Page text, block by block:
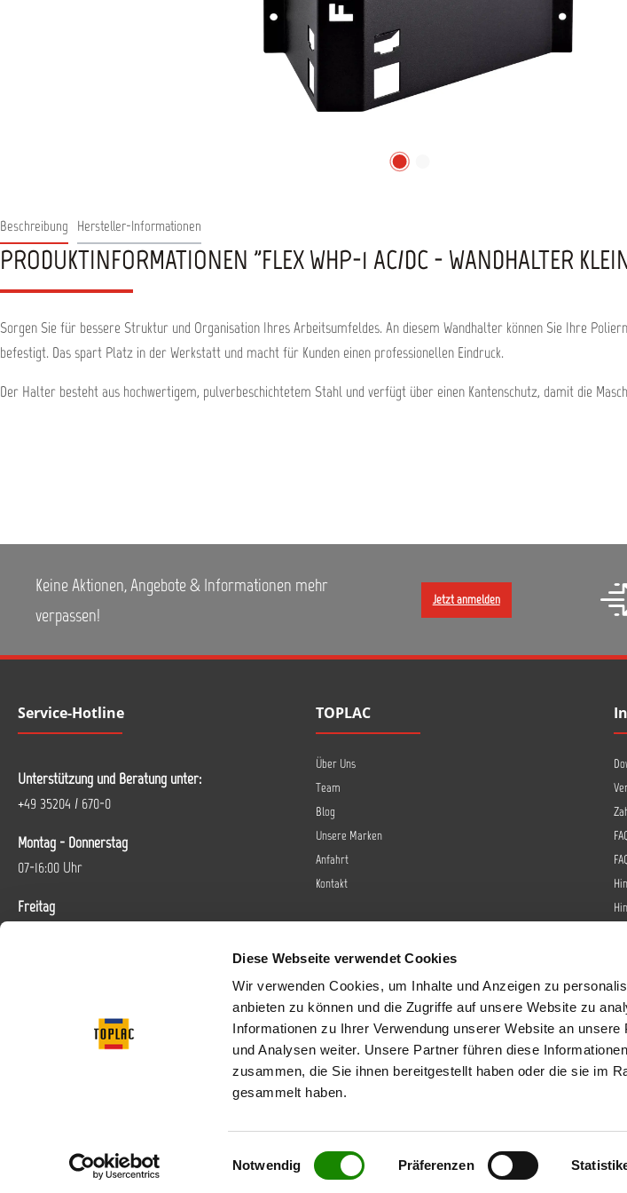
Diese Webseite verwendet Cookies
Wir verwenden Cookies, um Inhalte und Anzeigen zu
anbieten zu können und die Zugriffe auf unsere Website zu
Informationen zu Ihrer Verwendung unserer Website an
und Analysen weiter. Unsere Partner führen diese
zusammen, die Sie ihnen bereitgestellt haben oder die sie im
gesammelt haben.
Einwilligungsauswahl
Notwendig Präferenzen
Beschreibung Hersteller-Informationen
PRODUKTINFORMATIONEN "FLEX WHP-1 AC/DC - WANDHALTER
Sorgen Sie für bessere Struktur und Organisation Ihres Arbeitsumfeldes. An diesem Wandhalter können Sie Ihre
befestigt. Das spart Platz in der Werkstatt und macht für Kunden einen professionellen Eindruck.
Der Halter besteht aus hochwertigem, pulverbeschichtetem Stahl und verfügt über einen Kantenschutz, damit die
Keine Aktionen, Angebote & Informationen mehr
verpassen!
Jetzt anmelden
Service-Hotline
Unterstützung und Beratung unter:
+49 35204 / 670-0
Montag - Donnerstag
07-16:00 Uhr
Freitag
Vertrag widerrufen
TOPLAC
Über Uns
Team
Blog
Unsere Marken
Anfahrt
Kontakt
* Alle Preise inkl. gesetzl. Mehrwertsteuer zzgl. Versandkostenund